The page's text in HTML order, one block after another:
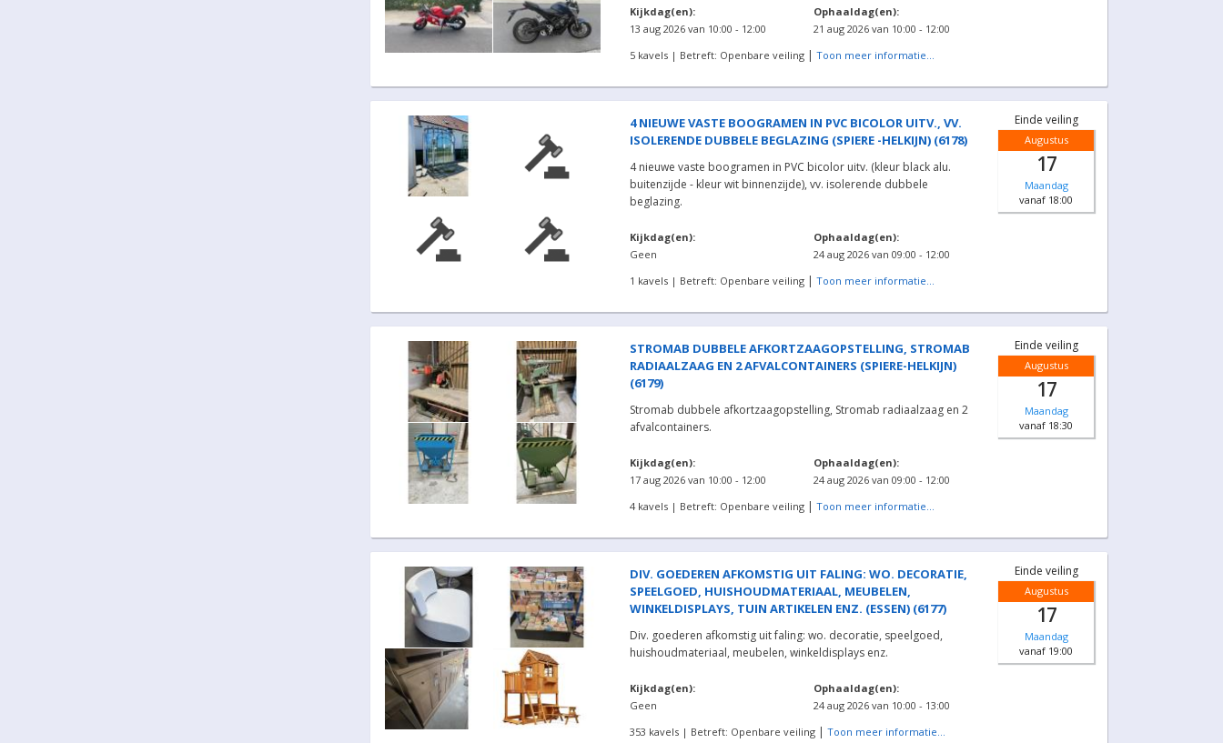
Kijkdag(en):
13 aug 2026 van 10:00 - 12:00
Ophaaldag(en):
21 aug 2026 van 10:00 - 12:00
5 kavels | Betreft: Openbare veiling| Toon meer informatie...
4 NIEUWE VASTE BOOGRAMEN IN PVC BICOLOR UITV., VV.
ISOLERENDE DUBBELE BEGLAZING (SPIERE -HELKIJN) (6178)
4 nieuwe vaste boogramen in PVC bicolor uitv. (kleur black alu.
buitenzijde - kleur wit binnenzijde), vv. isolerende dubbele
beglazing.
Kijkdag(en):
Geen
Ophaaldag(en):
24 aug 2026 van 09:00 - 12:00
1 kavels | Betreft: Openbare veiling| Toon meer informatie...
Einde veiling
Maandag
vanaf 18:00
Augustus
17
STROMAB DUBBELE AFKORTZAAGOPSTELLING, STROMAB
RADIAALZAAG EN 2 AFVALCONTAINERS (SPIERE-HELKIJN)
(6179)
Stromab dubbele afkortzaagopstelling, Stromab radiaalzaag en 2
afvalcontainers.
Kijkdag(en):
17 aug 2026 van 10:00 - 12:00
Ophaaldag(en):
24 aug 2026 van 09:00 - 12:00
4 kavels | Betreft: Openbare veiling| Toon meer informatie...
Einde veiling
Maandag
vanaf 18:30
Augustus
17
DIV. GOEDEREN AFKOMSTIG UIT FALING: WO. DECORATIE,
SPEELGOED, HUISHOUDMATERIAAL, MEUBELEN,
WINKELDISPLAYS, TUIN ARTIKELEN ENZ. (ESSEN) (6177)
Div. goederen afkomstig uit faling: wo. decoratie, speelgoed,
huishoudmateriaal, meubelen, winkeldisplays enz.
Kijkdag(en):
Geen
Ophaaldag(en):
24 aug 2026 van 10:00 - 13:00
353 kavels | Betreft: Openbare veiling| Toon meer informatie...
Einde veiling
Maandag
vanaf 19:00
Augustus
17